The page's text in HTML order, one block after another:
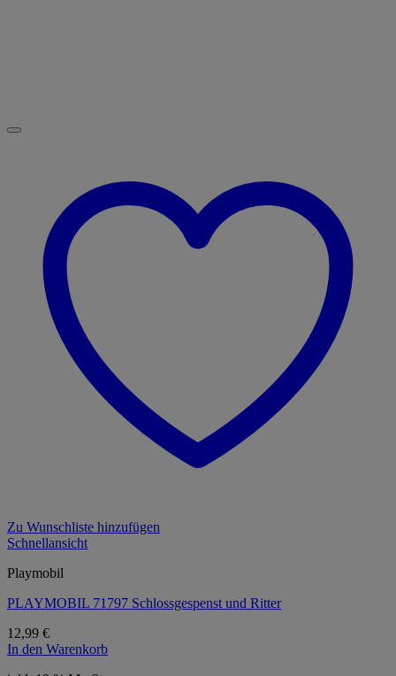
Zu Wunschliste hinzufügen
Schnellansicht
Playmobil
PLAYMOBIL 71797 Schlossgespenst und Ritter
12,99 €
In den Warenkorb